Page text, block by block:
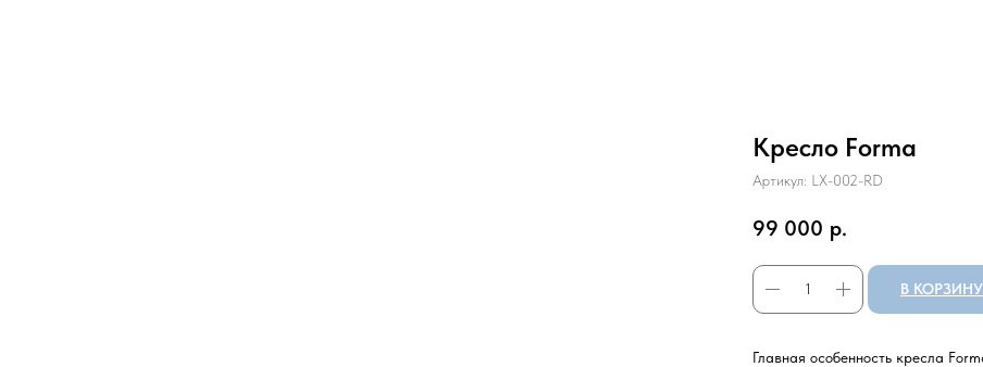
Кресло Forma
Артикул: LX-002-RD
99 000 р.
В КОРЗИНУ
Главная особенность кресла